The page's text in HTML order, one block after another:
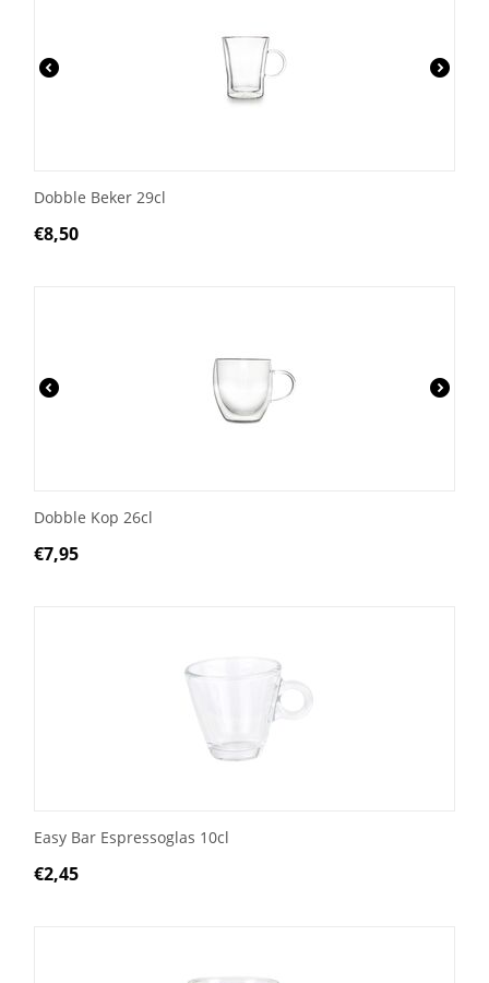
Dobble Beker 29cl
€8,50
Dobble Kop 26cl
€7,95
Easy Bar Espressoglas 10cl
€2,45